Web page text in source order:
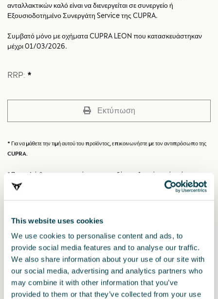
This website uses cookies
We use cookies to personalise content and ads, to
provide social media features and to analyse our traffic.
We also share information about your use of our site with
our social media, advertising and analytics partners who
may combine it with other information that you’ve
provided to them or that they’ve collected from your use
ανταλλακτικών καλό είναι να διενεργείται σε συνεργείο ή
Εξουσιοδοτημένο Συνεργάτη Service της CUPRA.
Συμβατό μόνο με οχήματα CUPRA LEON που κατασκευάστηκαν
μέχρι 01/03/2026.
RRP: *
Εκτύπωση
* Για να μάθετε την τιμή αυτού του προϊόντος, επικοινωνήστε με τον αντιπρόσωπο της
CUPRA.
* Παρακαλείσθε, πριν την εγκατάσταση οποιουδήποτε αξεσουάρ στο όχημά σας, να
συμβουλεύεστε πάντα τις συστάσεις που αναφέρονται στο εγχειρίδιο τουCUPRA σας.
Επίσης ενδιαφέρουν